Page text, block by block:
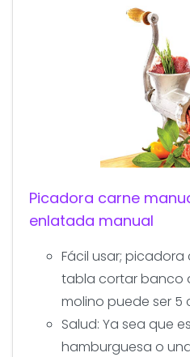
Picadora carne
enlatada manual
Fácil usar;
tabla cortar banco
molino puede ser 5
Salud: Ya sea que
hamburguesa o